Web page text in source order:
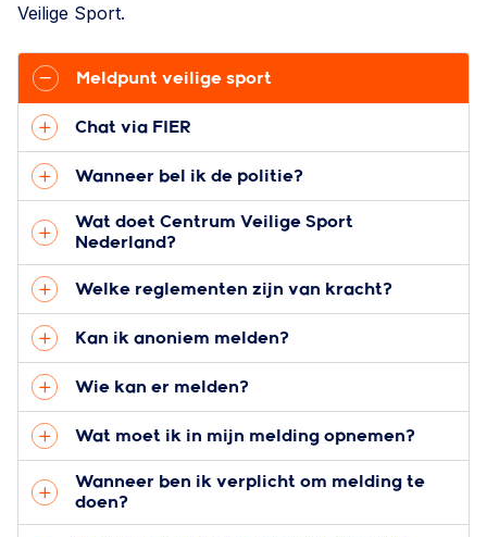
Veilige Sport.
Meldpunt veilige sport
Chat via FIER
Wanneer bel ik de politie?
Wat doet Centrum Veilige Sport
Nederland?
Welke reglementen zijn van kracht?
Kan ik anoniem melden?
Wie kan er melden?
Wat moet ik in mijn melding opnemen?
Wanneer ben ik verplicht om melding te
doen?